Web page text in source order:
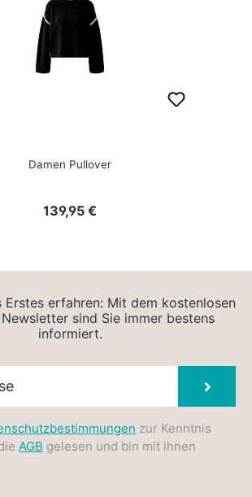
Damen Pullover
Regulärer Preis:
139,95 €
Erstes erfahren: Mit dem kostenlosen
sind Sie immer bestens
informiert.
zur Kenntnis
AGB gelesen und bin mit ihnen